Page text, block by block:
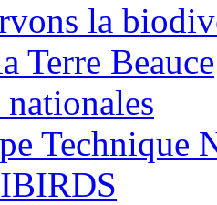
la
Terre Beauce
Technique